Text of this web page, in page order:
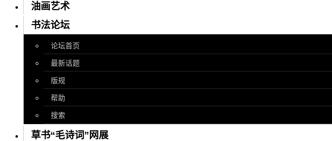
油画艺术
书法论坛
论坛首页
最新话题
版规
帮助
搜索
草书“毛诗词”网展